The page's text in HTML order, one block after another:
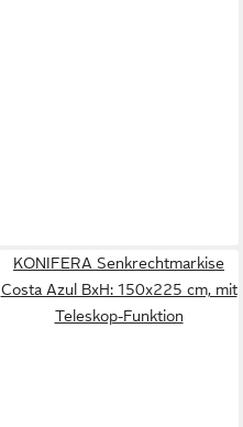
KONIFERA Senkrechtmarkise
Costa Azul BxH: 150x225 cm, mit
Teleskop-Funktion